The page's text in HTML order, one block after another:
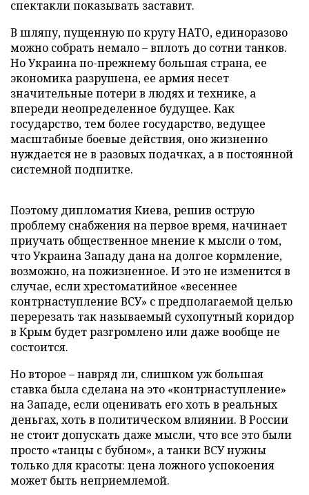
спектакли показывать заставит.
В шляпу, пущенную по кругу НАТО, единоразово
можно собрать немало – вплоть до сотни танков.
Но Украина по-прежнему большая страна, ее
экономика разрушена, ее армия несет
значительные потери в людях и технике, а
впереди неопределенное будущее. Как
государство, тем более государство, ведущее
масштабные боевые действия, оно жизненно
нуждается не в разовых подачках, а в постоянной
системной подпитке.
Поэтому дипломатия Киева, решив острую
проблему снабжения на первое время, начинает
приучать общественное мнение к мысли о том,
что Украина Западу дана на долгое кормление,
возможно, на пожизненное. И это не изменится в
случае, если хрестоматийное «весеннее
контрнаступление ВСУ» с предполагаемой целью
перерезать так называемый сухопутный коридор
в Крым будет разгромлено или даже вообще не
состоится.
Но второе – навряд ли, слишком уж большая
ставка была сделана на это «контрнаступление»
на Западе, если оценивать его хоть в реальных
деньгах, хоть в политическом влиянии. В России
не стоит допускать даже мысли, что все это были
просто «танцы с бубном», а танки ВСУ нужны
только для красоты: цена ложного успокоения
может быть неприемлемой.